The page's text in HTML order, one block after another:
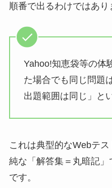
順番で出るわけではあり
Yahoo!知恵袋等の体
た場合でも同じ問題
出題範囲は同じ」と
これは典型的なWebテ
純な「解答集＝丸暗記
です。